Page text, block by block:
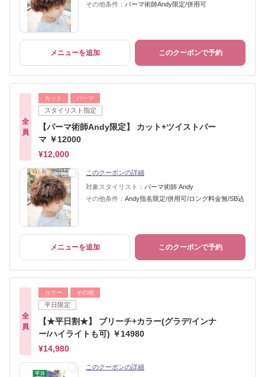
その他条件： パーマ術師Andy限定/併用可
メニューを追加 このクーポンで予約
全
員
カット パーマ
スタイリスト指定
【パーマ術師Andy限定】 カット+ツイストパー
マ ￥12000
¥12,000
このクーポンの詳細
対象スタイリスト： パーマ術師 Andy
その他条件： Andy指名限定/併用可/ロング料金無/SB込
メニューを追加 このクーポンで予約
全
員
カラー その他
平日限定
【★平日割★】 ブリーチ+カラー(グラデ/インナ
ー/ハイライトも可) ￥14980
¥14,980
このクーポンの詳細